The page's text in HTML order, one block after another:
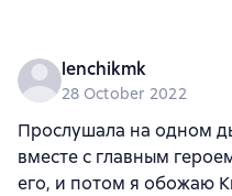
lenchikmk
28 October 2022
Прослушала на одном
вместе с главным
его, и потом я обожаю